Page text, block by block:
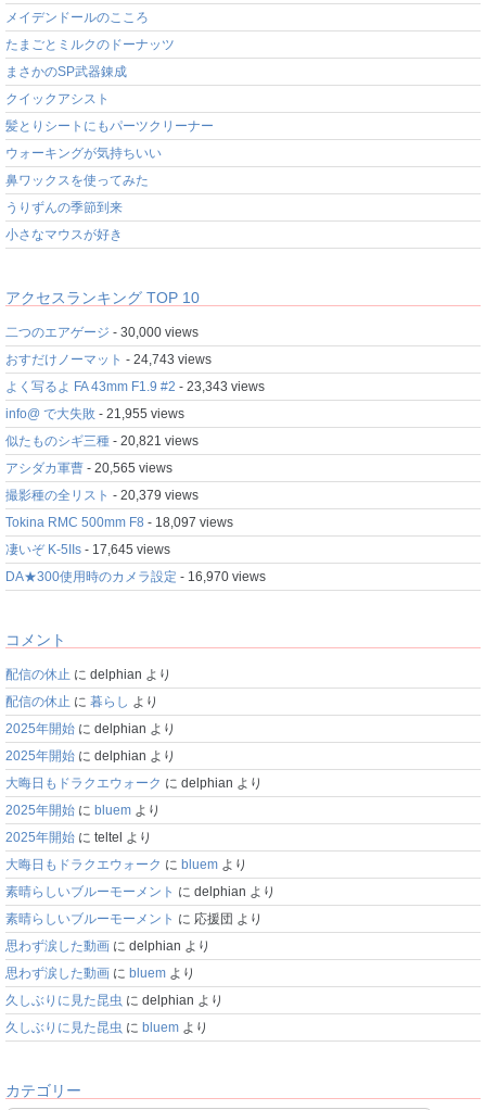
メイデンドールのこころ
たまごとミルクのドーナッツ
まさかのSP武器錬成
クイックアシスト
髪とりシートにもパーツクリーナー
ウォーキングが気持ちいい
鼻ワックスを使ってみた
うりずんの季節到来
小さなマウスが好き
アクセスランキング TOP 10
二つのエアゲージ - 30,000 views
おすだけノーマット - 24,743 views
よく写るよ FA 43mm F1.9 #2 - 23,343 views
info@ で大失敗 - 21,955 views
似たものシギ三種 - 20,821 views
アシダカ軍曹 - 20,565 views
撮影種の全リスト - 20,379 views
Tokina RMC 500mm F8 - 18,097 views
凄いぞ K-5IIs - 17,645 views
DA★300使用時のカメラ設定 - 16,970 views
コメント
配信の休止 に delphian より
配信の休止 に 暮らし より
2025年開始 に delphian より
2025年開始 に delphian より
大晦日もドラクエウォーク に delphian より
2025年開始 に bluem より
2025年開始 に teltel より
大晦日もドラクエウォーク に bluem より
素晴らしいブルーモーメント に delphian より
素晴らしいブルーモーメント に 応援団 より
思わず涙した動画 に delphian より
思わず涙した動画 に bluem より
久しぶりに見た昆虫 に delphian より
久しぶりに見た昆虫 に bluem より
カテゴリー